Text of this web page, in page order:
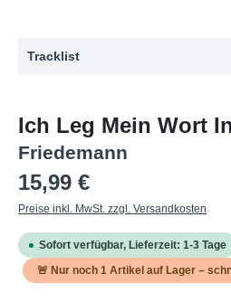
Tracklist
1 IN EUER OHR
2 42
3 JA SICHER
4 ORANGE
5 DIE ALTERNATIVE
6 EIGENSINN
Ich Leg Mein Wort
Friedemann
Regulärer Preis:
15,99 €
Preise inkl. MwSt. zzgl. Versandkosten
Sofort verfügbar, Lieferzeit: 1-3 Tage
🚨 Nur noch 1 Artikel auf Lager –